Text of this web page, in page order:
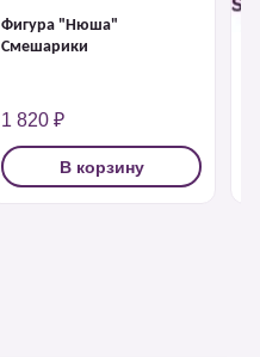
Фигура "Нюша"
Смешарики
1 820 ₽
В корзину